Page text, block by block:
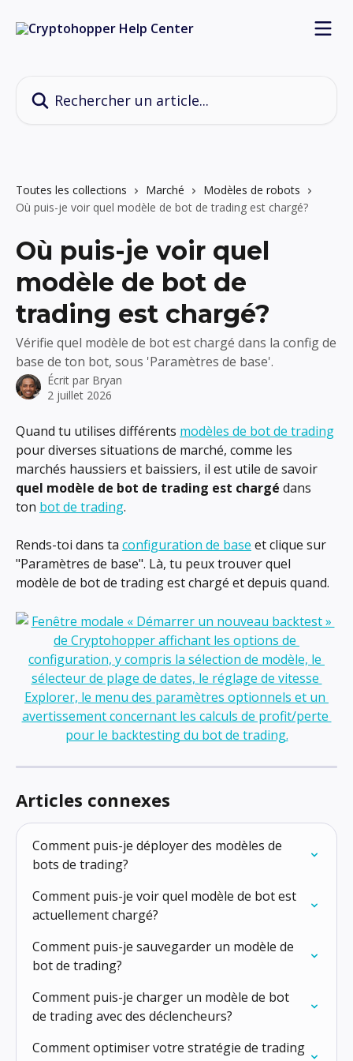
Toutes les collections Marché
Modèles de robots
Où puis-je voir quel modèle de bot de trading est chargé?
Où puis-je voir quel
modèle de bot de
trading est chargé?
Vérifie quel modèle de bot est chargé dans la config de
base de ton bot, sous 'Paramètres de base'.
Écrit par Bryan
2 juillet 2026
Quand tu utilises différents modèles de bot de trading
pour diverses situations de marché, comme les
marchés haussiers et baissiers, il est utile de savoir
quel modèle de bot de trading est chargé dans
ton bot de trading.
Rends-toi dans ta configuration de base et clique sur
"Paramètres de base". Là, tu peux trouver quel
modèle de bot de trading est chargé et depuis quand.
Articles connexes
Comment puis-je déployer des modèles de
bots de trading?
Comment puis-je voir quel modèle de bot est
actuellement chargé?
Comment puis-je sauvegarder un modèle de
bot de trading?
Comment puis-je charger un modèle de bot
de trading avec des déclencheurs?
Comment optimiser votre stratégie de trading